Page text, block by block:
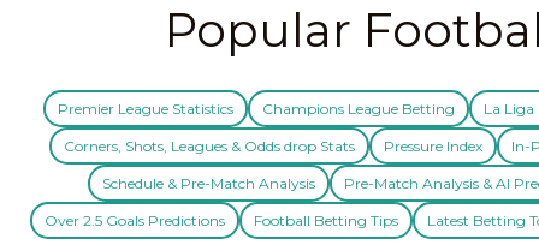
Popular
Premier League Statistics Champions League Betting La Liga
Corners, Shots, Leagues & Odds drop Stats Pressure Index In-
Schedule & Pre-Match Analysis Pre-Match Analysis & AI
Over 2.5 Goals Predictions Football Betting Tips Latest Betting